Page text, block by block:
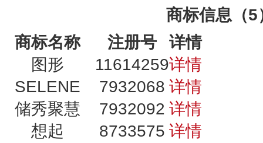
商标信息（5
商标名称
注册号
详情
图形
11614259详情
SELENE
7932068 详情
储秀聚慧
7932092 详情
想起
8733575 详情